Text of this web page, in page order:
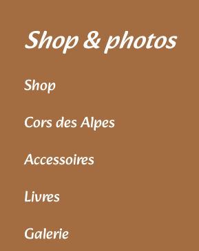
Shop & photos
Shop
Cors des Alpes
Accessoires
Livres
Galerie